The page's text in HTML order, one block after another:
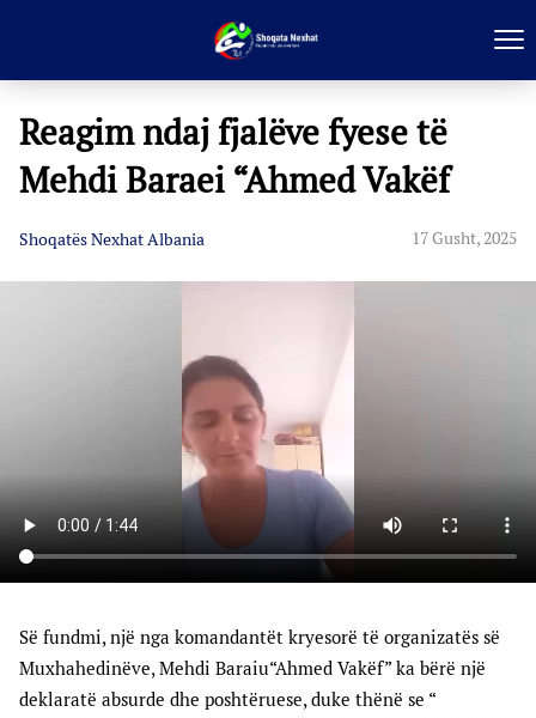
Reagim ndaj fjalëve fyese të
Mehdi Baraei “Ahmed Vakëf
Shoqatës Nexhat Albania 17 Gusht, 2025
Së fundmi, një nga komandantët kryesorë të organizatës së
Muxhahedinëve, Mehdi Baraiu“Ahmed Vakëf” ka bërë një
deklaratë absurde dhe poshtëruese, duke thënë se “